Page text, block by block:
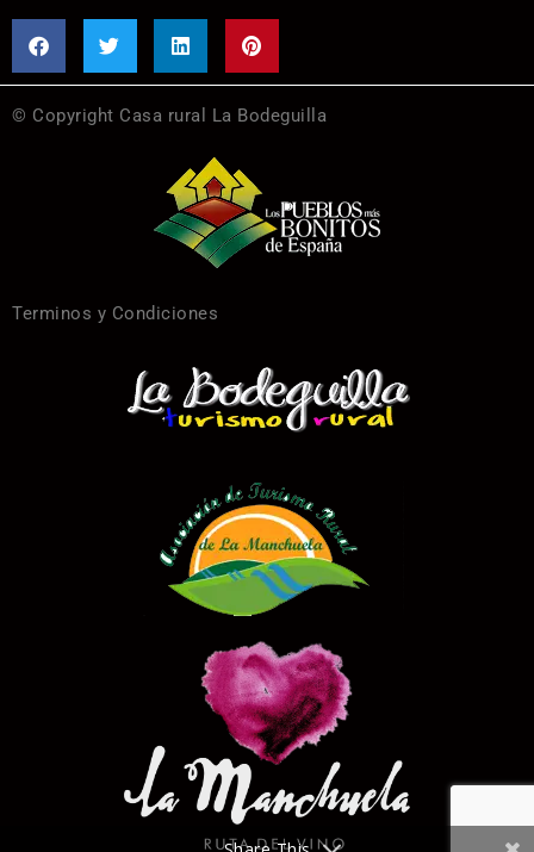
© Copyright Casa rural La Bodeguilla
Terminos y Condiciones